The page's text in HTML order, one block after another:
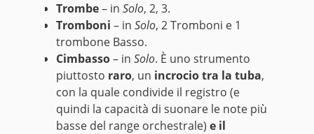
Trombe– in Solo, 2, 3.
Tromboni – in Solo, 2 Tromboni e 1
trombone Basso.
Cimbasso– in Solo. È uno strumento
piuttosto raro, un incrocio tra la tuba,
con la quale condivide il registro (e
quindi la capacità di suonare le note più
basse del range orchestrale) e il